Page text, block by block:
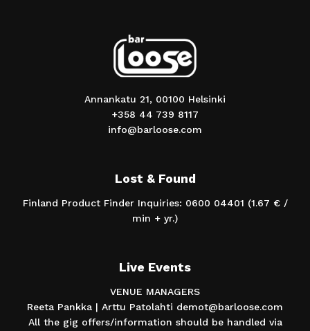
Annankatu 21, 00100 Helsinki
+358 44 739 8117
info@barloose.com
Lost & Found
Finland Product Finder Inquiries: 0600 04401 (1.67 € /
min + yr.)
Live Events
VENUE MANAGERS
Reeta Pankka | Arttu Patolahti demot@barloose.com
All the gig offers/information should be handled via